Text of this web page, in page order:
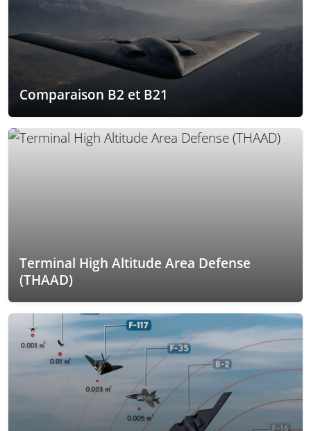
Comparaison B2 et B21
Terminal High Altitude Area Defense
(THAAD)